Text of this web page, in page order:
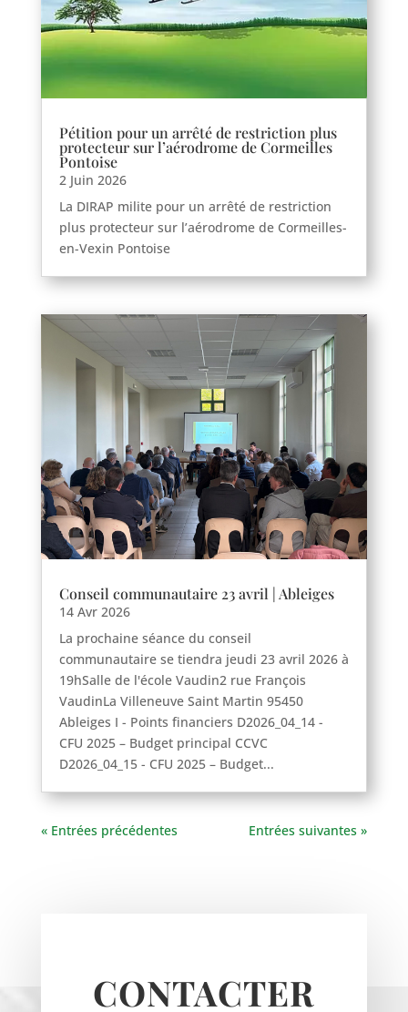
Haravilliers
Le Bellay-en-vexin
Le Heaulme
Le Perchay
Longuesse
Marines
Montgeroult
Moussy
Nucourt
Sagy
Santeuil
Seraincourt
Themericourt
Theuville
Pétition pour un arrêté de restriction plus
protecteur sur l’aérodrome de Cormeilles
Pontoise
2 Juin 2026
La DIRAP milite pour un arrêté de restriction
plus protecteur sur l’aérodrome de Cormeilles-
en-Vexin Pontoise
Conseil communautaire 23 avril | Ableiges
14 Avr 2026
La prochaine séance du conseil
communautaire se tiendra jeudi 23 avril 2026 à
19hSalle de l'école Vaudin2 rue François
VaudinLa Villeneuve Saint Martin 95450
Ableiges I - Points financiers D2026_04_14 -
CFU 2025 – Budget principal CCVC
D2026_04_15 - CFU 2025 – Budget...
« Entrées précédentes Entrées suivantes »
CONTACTER